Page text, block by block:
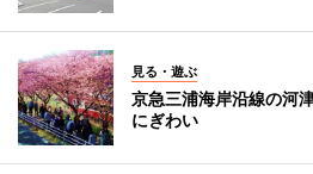
見る・遊ぶ
京急三浦海岸沿線の河
にぎわい